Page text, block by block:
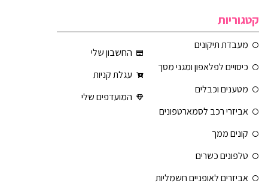
קטגוריות
מעבדת תיקונים
כיסויים לפלאפון ומגני מסך
מטענים וכבלים
אביזרי רכב לסמארטפונים
קונים ממך
טלפונים כשרים
אביזרים לאופניים חשמליות
החשבון שלי
עגלת קניות
המועדפים שלי